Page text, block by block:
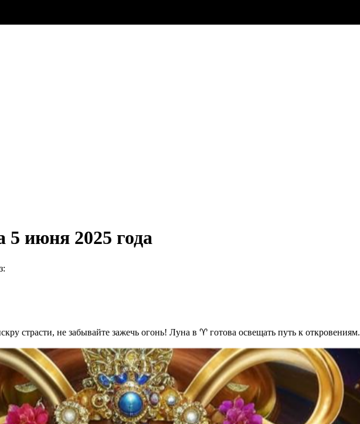
июня 2025 года
страсти, не забывайте зажечь огонь! Луна в ♈️ готова освещать путь к откровениям.